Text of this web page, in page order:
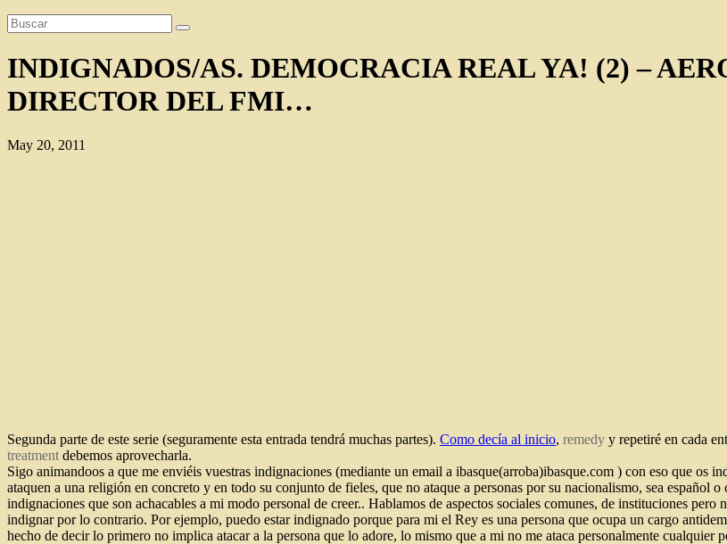
INDIGNADOS/AS. DEMOCRACIA REAL YA! (2) –
DIRECTOR DEL FMI…
May 20, 2011
Segunda parte de este serie (seguramente esta entrada tendrá muchas partes). Como decía al inicio, remedy y repetiré en cada
treatment debemos aprovecharla.
Sigo animandoos a que me enviéis vuestras indignaciones (mediante un email a ibasque(arroba)ibasque.com ) con eso que os
ataquen a una religión en concreto y en todo su conjunto de fieles, que no ataque a personas por su nacionalismo, sea
indignaciones que son achacables a mi modo personal de creer.. Hablamos de aspectos sociales comunes, de instituciones pero
indignar por lo contrario. Por ejemplo, puedo estar indignado porque para mi el Rey es una persona que ocupa un cargo
hecho de decir lo primero no implica atacar a la persona que lo adore, lo mismo que a mi no me ataca personalmente cualquier